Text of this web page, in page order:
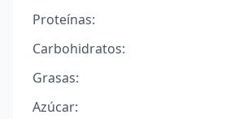
Proteínas:
Carbohidratos:
Grasas:
Azúcar: